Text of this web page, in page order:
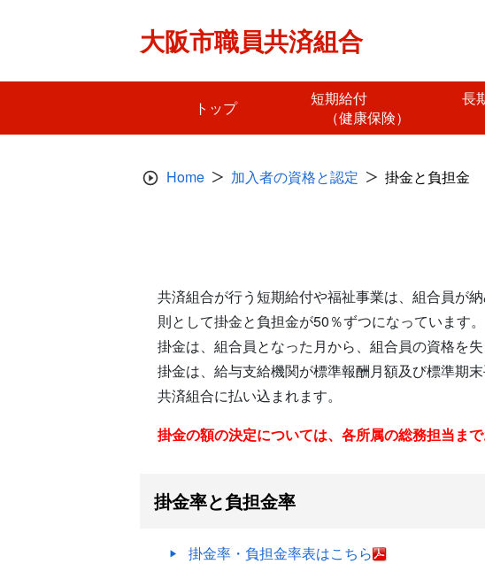
大阪市職員共済組合
トップ
短期給付
（健康保険）
Home 加入者の資格と認定 掛金と負担金
共済組合が行う短期給付や福祉事業は、組合員が
則として掛金と負担金が50％ずつになっています。
掛金は、組合員となった月から、組合員の資格を
掛金は、給与支給機関が標準報酬月額及び標準期
共済組合に払い込まれます。
掛金の額の決定については、各所属の総務担当まで
掛金率と負担金率
掛金率・負担金率表はこちら